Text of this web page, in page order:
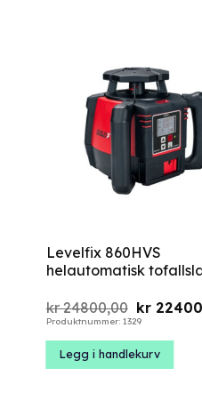
Levelfix 860HVS
helautomatisk
kr24800,00
pris
kr
kr
Produktnummer: 1329
Legg i handlekurv